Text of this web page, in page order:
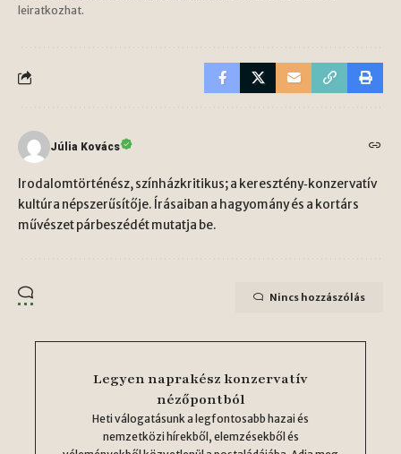
leiratkozhat.
Júlia Kovács
Irodalomtörténész, színházkritikus; a keresztény‑konzervatív
kultúra népszerűsítője. Írásaiban a hagyomány és a kortárs
művészet párbeszédét mutatja be.
Nincs hozzászólás
Legyen naprakész konzervatív
nézőpontból
Heti válogatásunk a legfontosabb hazai és
nemzetközi hírekből, elemzésekből és